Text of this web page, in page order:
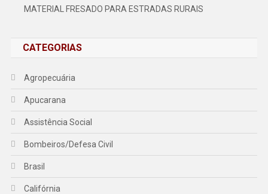
MATERIAL FRESADO PARA ESTRADAS RURAIS
CATEGORIAS
Agropecuária
Apucarana
Assistência Social
Bombeiros/Defesa Civil
Brasil
Califórnia